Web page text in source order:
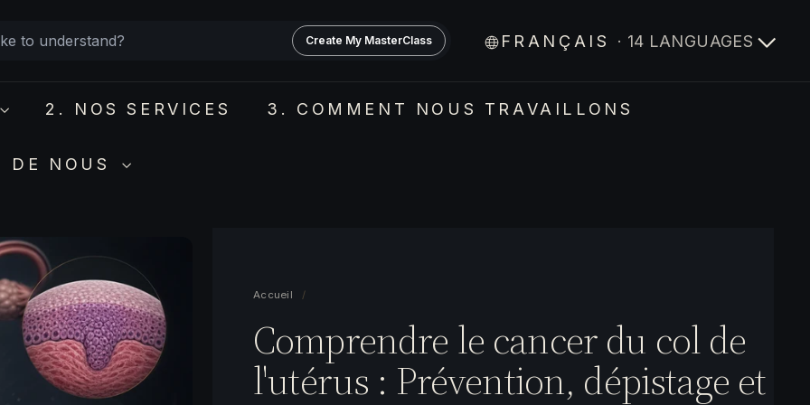
Create My MasterClass FRANÇAIS · 14 LANGUAGES
2. NOS SERVICES 3. COMMENT NOUS TRAVAILLONS
DE NOUS
Accueil /
Comprendre le cancer du col de
l'utérus : Prévention, dépistage et